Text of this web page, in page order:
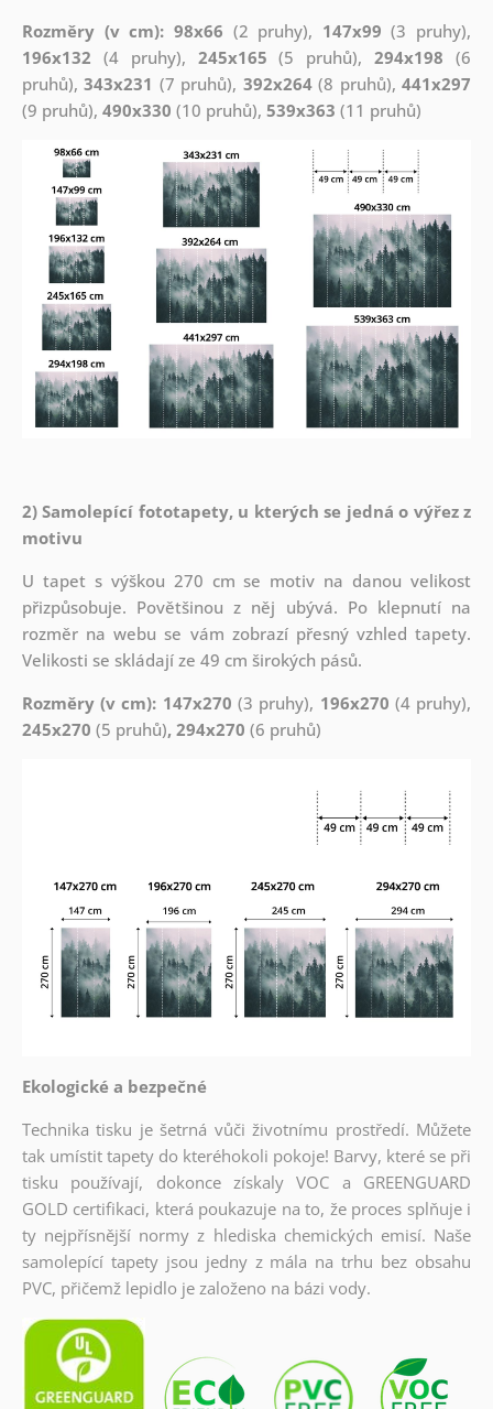
Rozměry (v cm): 98x66 (2 pruhy), 147x99 (3 pruhy),
196x132 (4 pruhy), 245x165 (5 pruhů),294x198 (6
pruhů),343x231 (7 pruhů), 392x264(8 pruhů),441x297
(9 pruhů), 490x330 (10 pruhů), 539x363 (11 pruhů)
2) Samolepící fototapety, u kterých se jedná o výřez z
motivu
U tapet s výškou 270 cm se motiv na danou velikost
přizpůsobuje. Povětšinou z něj ubývá. Po klepnutí na
rozměr na webu se vám zobrazí přesný vzhled tapety.
Velikosti se skládají ze 49 cm širokých pásů.
Rozměry (v cm): 147x270 (3 pruhy), 196x270 (4 pruhy),
245x270 (5 pruhů), 294x270 (6 pruhů)
Ekologické a bezpečné
Technika tisku je šetrná vůči životnímu prostředí. Můžete
tak umístit tapety do kteréhokoli pokoje! Barvy, které se při
tisku používají, dokonce získaly VOC a GREENGUARD
GOLD certifikaci, která poukazuje na to, že proces splňuje i
ty nejpřísnější normy z hlediska chemických emisí. Naše
samolepící tapety jsou jedny z mála na trhu bez obsahu
PVC, přičemž lepidlo je založeno na bázi vody.